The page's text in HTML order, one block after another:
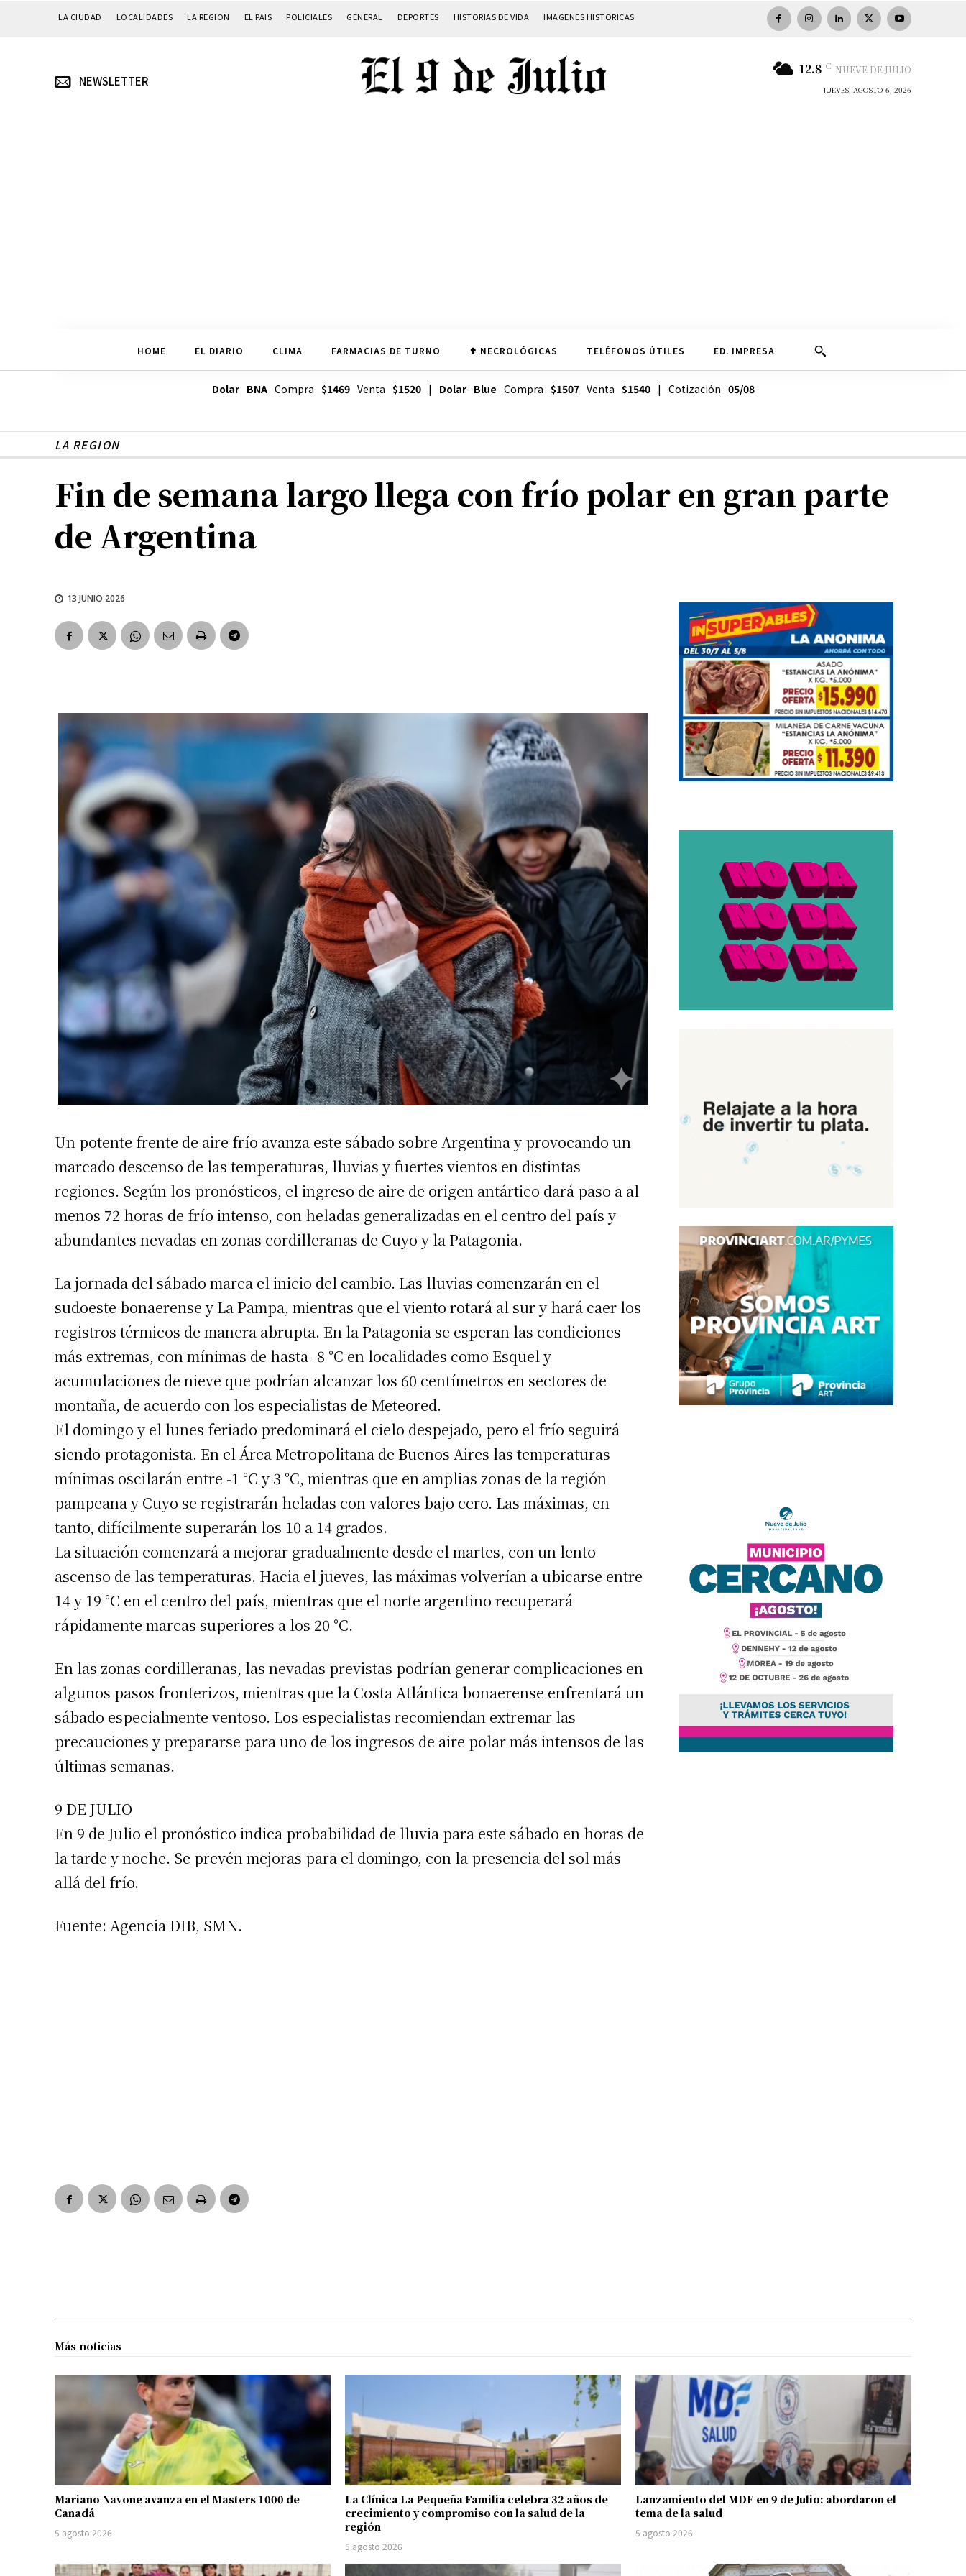
*
Dirección de correo electrónico*
Nombre
Apellidos
Número de teléfono
LA CIUDAD LOCALIDADES LA REGION EL PAIS POLICIALES GENERAL DEPORTES HISTORIAS DE VIDA IMAGENES HISTORICAS
NEWSLETTER
12.8 C NUEVE DE JULIO
JUEVES, AGOSTO 6, 2026
HOME EL DIARIO CLIMA FARMACIAS DE TURNO ✟ NECROLÓGICAS TELÉFONOS ÚTILES ED. IMPRESA
Dolar BNACompra $1469Venta $1520| Dolar Blue Compra $1507Venta $1540| Cotización 05/08
LA REGION
Fin de semana largo llega con frío polar en gran parte
de Argentina
13 JUNIO 2026
Un potente frente de aire frío avanza este sábado sobre Argentina y provocando un
marcado descenso de las temperaturas, lluvias y fuertes vientos en distintas
regiones. Según los pronósticos, el ingreso de aire de origen antártico dará paso a al
menos 72 horas de frío intenso, con heladas generalizadas en el centro del país y
abundantes nevadas en zonas cordilleranas de Cuyo y la Patagonia.
La jornada del sábado marca el inicio del cambio. Las lluvias comenzarán en el
sudoeste bonaerense y La Pampa, mientras que el viento rotará al sur y hará caer los
registros térmicos de manera abrupta. En la Patagonia se esperan las condiciones
más extremas, con mínimas de hasta -8 °C en localidades como Esquel y
acumulaciones de nieve que podrían alcanzar los 60 centímetros en sectores de
montaña, de acuerdo con los especialistas de Meteored.
El domingo y el lunes feriado predominará el cielo despejado, pero el frío seguirá
siendo protagonista. En el Área Metropolitana de Buenos Aires las temperaturas
mínimas oscilarán entre -1 °C y 3 °C, mientras que en amplias zonas de la región
pampeana y Cuyo se registrarán heladas con valores bajo cero. Las máximas, en
tanto, difícilmente superarán los 10 a 14 grados.
La situación comenzará a mejorar gradualmente desde el martes, con un lento
ascenso de las temperaturas. Hacia el jueves, las máximas volverían a ubicarse entre
14 y 19 °C en el centro del país, mientras que el norte argentino recuperará
rápidamente marcas superiores a los 20 °C.
En las zonas cordilleranas, las nevadas previstas podrían generar complicaciones en
algunos pasos fronterizos, mientras que la Costa Atlántica bonaerense enfrentará un
sábado especialmente ventoso. Los especialistas recomiendan extremar las
precauciones y prepararse para uno de los ingresos de aire polar más intensos de las
últimas semanas.
9 DE JULIO
En 9 de Julio el pronóstico indica probabilidad de lluvia para este sábado en horas de
la tarde y noche. Se prevén mejoras para el domingo, con la presencia del sol más
allá del frío.
Fuente: Agencia DIB, SMN.
Más noticias
Mariano Navone avanza en el Masters 1000 de
Canadá
5 agosto 2026
La Clínica La Pequeña Familia celebra 32 años de
crecimiento y compromiso con la salud de la
región
5 agosto 2026
Lanzamiento del MDF en 9 de Julio: abordaron el
tema de la salud
5 agosto 2026